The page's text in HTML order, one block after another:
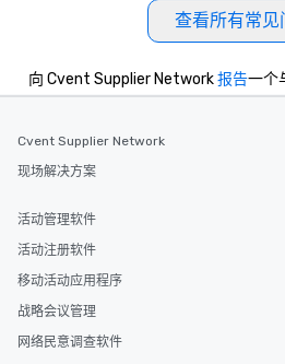
查看所有常见
向 Cvent Supplier Network报告一个
Cvent Supplier Network
现场解决方案
活动管理软件
活动注册软件
移动活动应用程序
战略会议管理
网络民意调查软件